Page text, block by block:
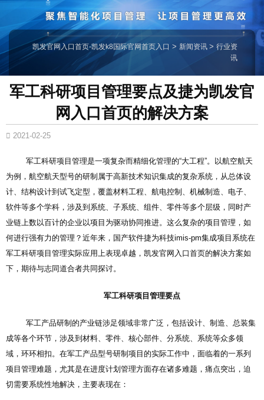
凯发官网入口首页-凯发k8国际官网首页入口 > 新闻资讯 > 行业资
讯
军工科研项目管理要点及捷为凯发官
网入口首页的解决方案
2021-02-25
军工科研项目管理是一项复杂而精细化管理的“大工程”。以航空航天
为例，航空航天型号的研制属于高新技术知识集成的复杂系统，从总体设
计、结构设计到试飞定型，覆盖材料工程、航电控制、机械制造、电子、
软件等多个学科，涉及到系统、子系统、组件、零件等多个层级，同时产
业链上数以百计的企业以项目为驱动协同推进。这么复杂的项目管理，如
何进行强有力的管理？近年来，国产软件捷为科技imis-pm集成项目系统在
军工科研项目管理实际应用上表现卓越，凯发官网入口首页的解决方案如
下，期待与志同道合者共同探讨。
军工科研项目管理要点
军工产品研制的产业链涉足领域非常广泛，包括设计、制造、总装集
成等各个环节，涉及到材料、零件、核心部件、分系统、系统等众多领
域，环环相扣。在军工产品型号研制项目的实际工作中，面临着的一系列
项目管理难题，尤其是在进度计划管理方面存在诸多难题，痛点突出，迫
切需要系统性地解决，主要表现在：